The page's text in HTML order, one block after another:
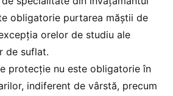
obligatorie purtarea măştii de
orelor de studiu ale
de suflat.
protecţie nu este obligatorie în
indiferent de vârstă, precum